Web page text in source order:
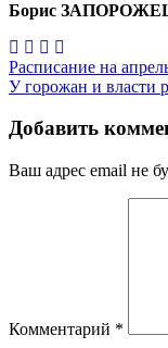
Борис
Навигация
по
записям
Расписание на
У горожан и власти
Добавить
Ваш адрес email не
Комментарий *